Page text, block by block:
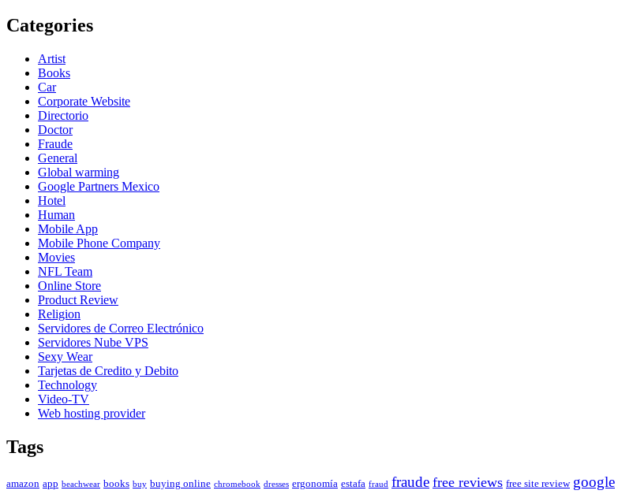
Categories
Artist
Books
Car
Corporate Website
Directorio
Doctor
Fraude
General
Global warming
Google Partners Mexico
Hotel
Human
Mobile App
Mobile Phone Company
Movies
NFL Team
Online Store
Product Review
Religion
Servidores de Correo Electrónico
Servidores Nube VPS
Sexy Wear
Tarjetas de Credito y Debito
Technology
Video-TV
Web hosting provider
Tags
amazon app beachwear books buy buying online chromebook dresses ergonomía estafa fraud fraude free reviews free site review google